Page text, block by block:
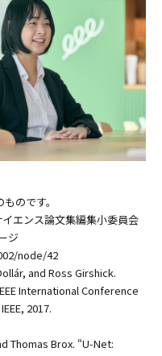
のです。
エンス論文集編集小委員会
ジ
node/42
and Ross Girshick.
International Conference
2017.
Thomas Brox. “U-Net: